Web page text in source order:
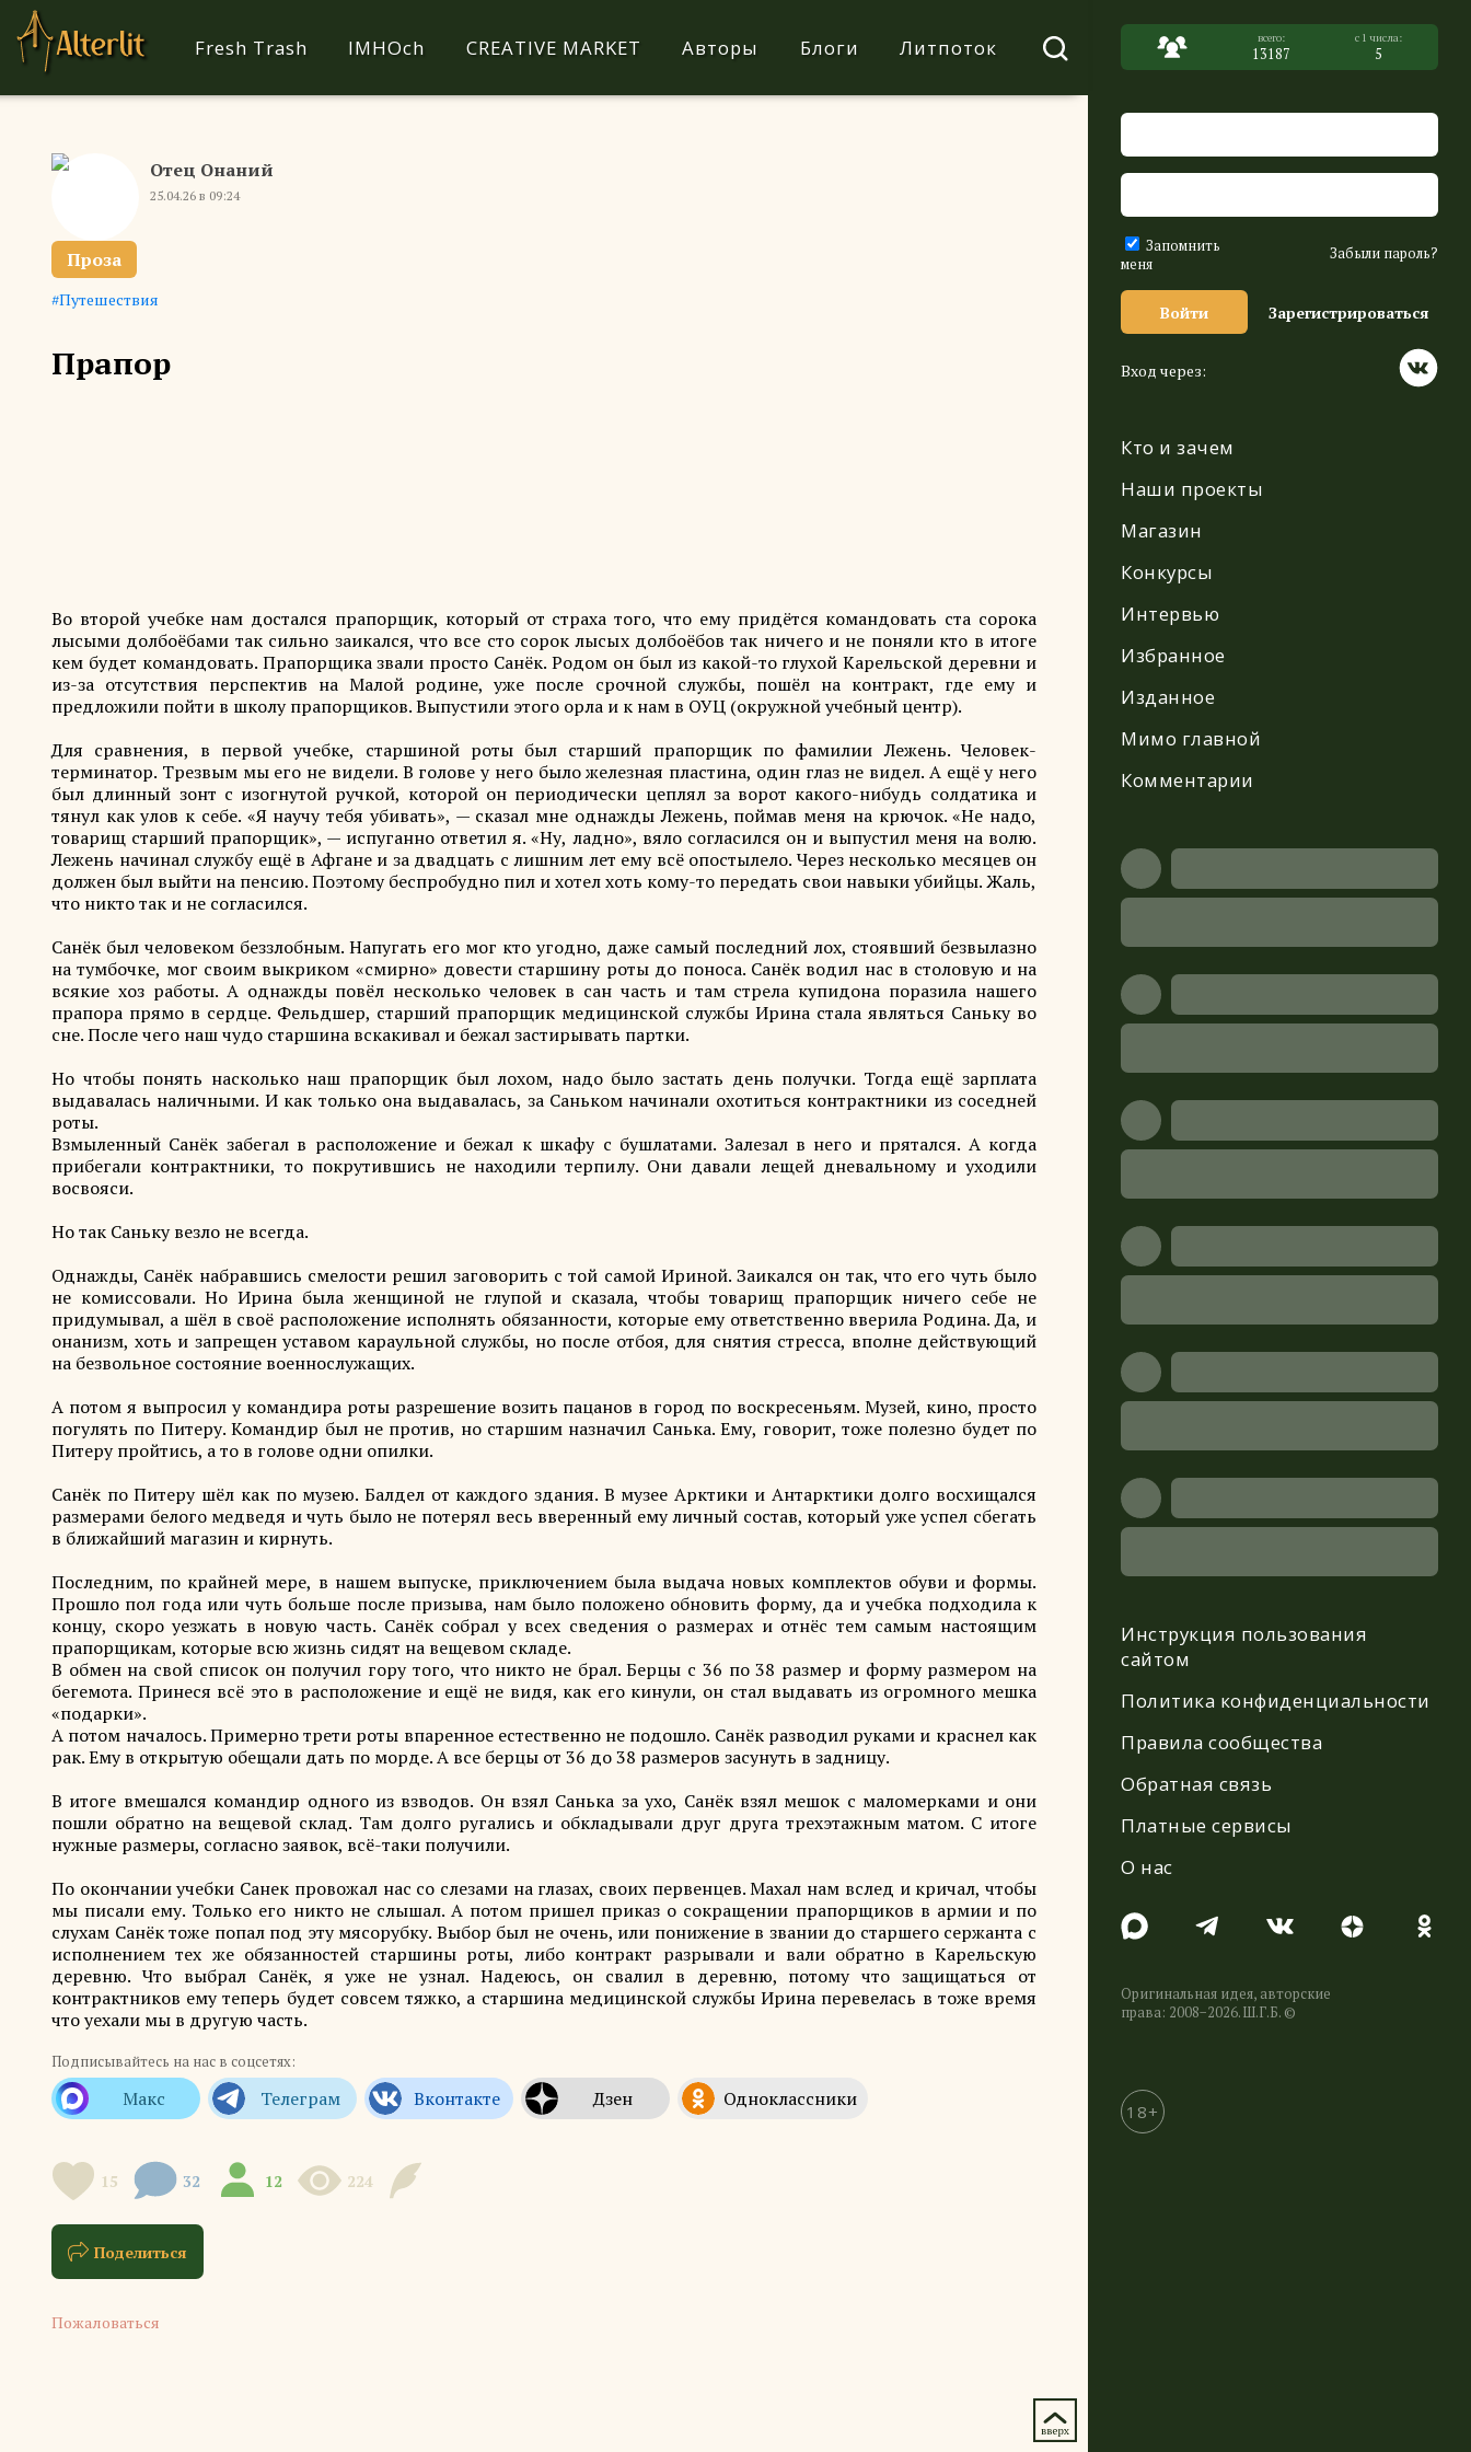
13187 5
Запомнить
меня
Забыли пароль?
Войти Зарегистрироваться
Вход через:
Кто и зачем
Наши проекты
Магазин
Конкурсы
Интервью
Избранное
Изданное
Мимо главной
Комментарии
Инструкция пользования
сайтом
Политика конфиденциальности
Правила сообщества
Обратная связь
Платные сервисы
О нас
Оригинальная идея, авторские
права: 2008−2026. Ш.Г.Б. ©
18+
Fresh Trash IMHOch CREATIVE MARKET Авторы Блоги Литпоток
Отец Онаний
25.04.26 в 09:24
Проза
Путешествия
Прапор
Во второй учебке нам достался прапорщик, который от страха того, что ему придётся командовать ста сорока
лысыми долбоёбами так сильно заикался, что все сто сорок лысых долбоёбов так ничего и не поняли кто в итоге
кем будет командовать. Прапорщика звали просто Санёк. Родом он был из какой-то глухой Карельской деревни и
из-за отсутствия перспектив на Малой родине, уже после срочной службы, пошёл на контракт, где ему и
предложили пойти в школу прапорщиков. Выпустили этого орла и к нам в ОУЦ (окружной учебный центр).
Для сравнения, в первой учебке, старшиной роты был старший прапорщик по фамилии Лежень. Человек-
терминатор. Трезвым мы его не видели. В голове у него было железная пластина, один глаз не видел. А ещё у него
был длинный зонт с изогнутой ручкой, которой он периодически цеплял за ворот какого-нибудь солдатика и
тянул как улов к себе. «Я научу тебя убивать», — сказал мне однажды Лежень, поймав меня на крючок. «Не надо,
товарищ старший прапорщик», — испуганно ответил я. «Ну, ладно», вяло согласился он и выпустил меня на волю.
Лежень начинал службу ещё в Афгане и за двадцать с лишним лет ему всё опостылело. Через несколько месяцев он
должен был выйти на пенсию. Поэтому беспробудно пил и хотел хоть кому-то передать свои навыки убийцы. Жаль,
что никто так и не согласился.
Санёк был человеком беззлобным. Напугать его мог кто угодно, даже самый последний лох, стоявший безвылазно
на тумбочке, мог своим выкриком «смирно» довести старшину роты до поноса. Санёк водил нас в столовую и на
всякие хоз работы. А однажды повёл несколько человек в сан часть и там стрела купидона поразила нашего
прапора прямо в сердце. Фельдшер, старший прапорщик медицинской службы Ирина стала являться Саньку во
сне. После чего наш чудо старшина вскакивал и бежал застирывать партки.
Но чтобы понять насколько наш прапорщик был лохом, надо было застать день получки. Тогда ещё зарплата
выдавалась наличными. И как только она выдавалась, за Саньком начинали охотиться контрактники из соседней
роты.
Взмыленный Санёк забегал в расположение и бежал к шкафу с бушлатами. Залезал в него и прятался. А когда
прибегали контрактники, то покрутившись не находили терпилу. Они давали лещей дневальному и уходили
восвояси.
Но так Саньку везло не всегда.
Однажды, Санёк набравшись смелости решил заговорить с той самой Ириной. Заикался он так, что его чуть было
не комиссовали. Но Ирина была женщиной не глупой и сказала, чтобы товарищ прапорщик ничего себе не
придумывал, а шёл в своё расположение исполнять обязанности, которые ему ответственно вверила Родина. Да, и
онанизм, хоть и запрещен уставом караульной службы, но после отбоя, для снятия стресса, вполне действующий
на безвольное состояние военнослужащих.
А потом я выпросил у командира роты разрешение возить пацанов в город по воскресеньям. Музей, кино, просто
погулять по Питеру. Командир был не против, но старшим назначил Санька. Ему, говорит, тоже полезно будет по
Питеру пройтись, а то в голове одни опилки.
Санёк по Питеру шёл как по музею. Балдел от каждого здания. В музее Арктики и Антарктики долго восхищался
размерами белого медведя и чуть было не потерял весь вверенный ему личный состав, который уже успел сбегать
в ближайший магазин и кирнуть.
Последним, по крайней мере, в нашем выпуске, приключением была выдача новых комплектов обуви и формы.
Прошло пол года или чуть больше после призыва, нам было положено обновить форму, да и учебка подходила к
концу, скоро уезжать в новую часть. Санёк собрал у всех сведения о размерах и отнёс тем самым настоящим
прапорщикам, которые всю жизнь сидят на вещевом складе.
В обмен на свой список он получил гору того, что никто не брал. Берцы с 36 по 38 размер и форму размером на
бегемота. Принеся всё это в расположение и ещё не видя, как его кинули, он стал выдавать из огромного мешка
«подарки».
А потом началось. Примерно трети роты впаренное естественно не подошло. Санёк разводил руками и краснел как
рак. Ему в открытую обещали дать по морде. А все берцы от 36 до 38 размеров засунуть в задницу.
В итоге вмешался командир одного из взводов. Он взял Санька за ухо, Санёк взял мешок с маломерками и они
пошли обратно на вещевой склад. Там долго ругались и обкладывали друг друга трехэтажным матом. С итоге
нужные размеры, согласно заявок, всё-таки получили.
По окончании учебки Санек провожал нас со слезами на глазах, своих первенцев. Махал нам вслед и кричал, чтобы
мы писали ему. Только его никто не слышал. А потом пришел приказ о сокращении прапорщиков в армии и по
слухам Санёк тоже попал под эту мясорубку. Выбор был не очень, или понижение в звании до старшего сержанта с
исполнением тех же обязанностей старшины роты, либо контракт разрывали и вали обратно в Карельскую
деревню. Что выбрал Санёк, я уже не узнал. Надеюсь, он свалил в деревню, потому что защищаться от
контрактников ему теперь будет совсем тяжко, а старшина медицинской службы Ирина перевелась в тоже время
что уехали мы в другую часть.
Подписывайтесь на нас в соцсетях:
15 32 12 224
Поделиться
Пожаловаться